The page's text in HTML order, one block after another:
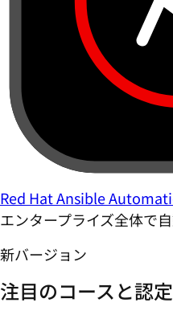
Red Hat Ansible
エンタープライズ全体で
新バージョン
注目のコースと認定